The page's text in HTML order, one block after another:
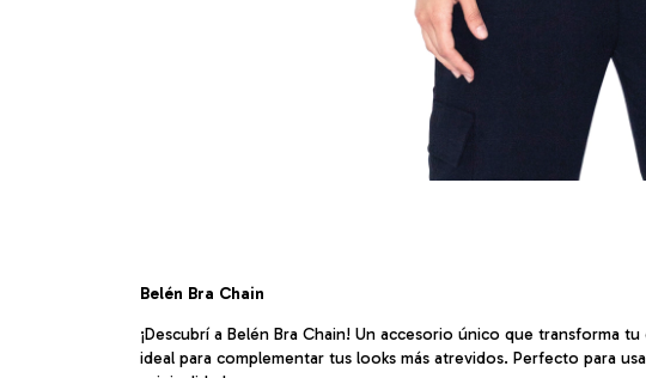
Belén Bra Chain
¡Descubrí a Belén Bra Chain! Un accesorio único que transforma
ideal para complementar tus looks más atrevidos. Perfecto para